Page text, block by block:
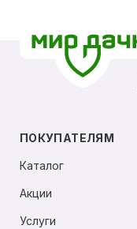
ПОКУПАТЕЛЯМ
Каталог
Акции
Услуги